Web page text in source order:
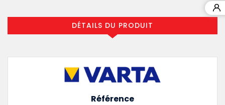
DÉTAILS DU PRODUIT
Référence